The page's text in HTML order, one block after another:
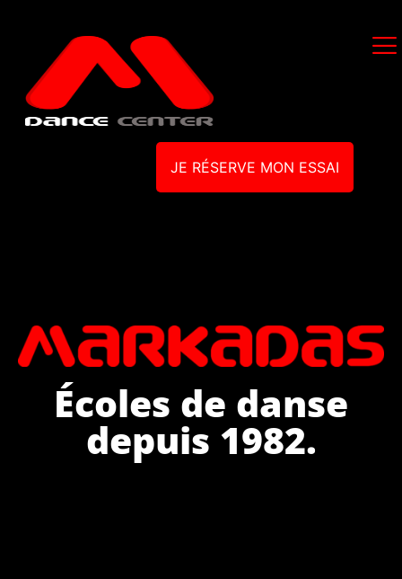
JE RÉSERVE MON ESSAI
Écoles de danse
depuis 1982.